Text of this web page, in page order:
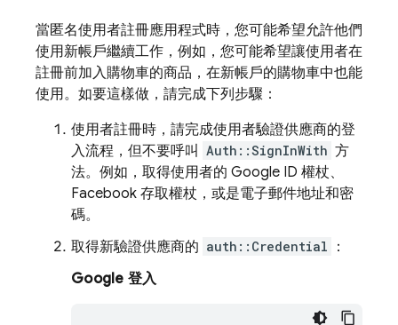
當匿名使用者註冊應用程式時，您可能希望允許他們
使用新帳戶繼續工作，例如，您可能希望讓使用者在
註冊前加入購物車的商品，在新帳戶的購物車中也能
使用。如要這樣做，請完成下列步驟：
使用者註冊時，請完成使用者驗證供應商的登
入流程，但不要呼叫 Auth::SignInWith 方
法。例如，取得使用者的 Google ID 權杖、
Facebook 存取權杖，或是電子郵件地址和密
碼。
取得新驗證供應商的 auth::Credential
：
Google 登入